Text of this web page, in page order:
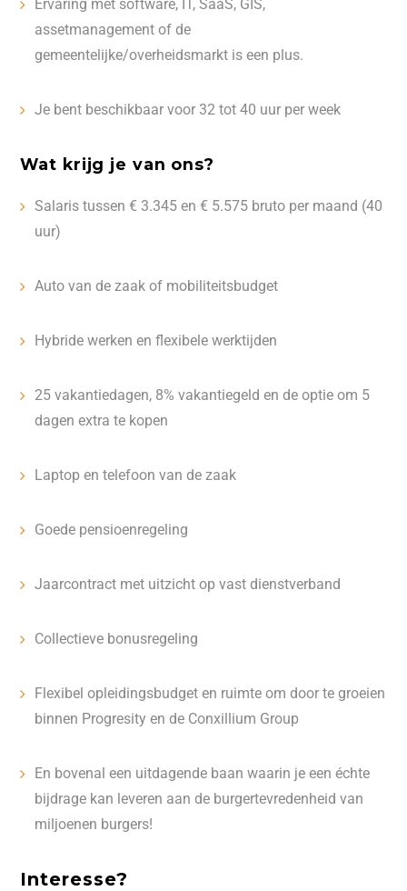
Ervaring met software, IT, SaaS, GIS,
assetmanagement of de
gemeentelijke/overheidsmarkt is een plus.
Je bent beschikbaar voor 32 tot 40 uur per week
Wat krijg je van ons?
Salaris tussen € 3.345 en € 5.575 bruto per maand (40
uur)
Auto van de zaak of mobiliteitsbudget
Hybride werken en flexibele werktijden
25 vakantiedagen, 8% vakantiegeld en de optie om 5
dagen extra te kopen
Laptop en telefoon van de zaak
Goede pensioenregeling
Jaarcontract met uitzicht op vast dienstverband
Collectieve bonusregeling
Flexibel opleidingsbudget en ruimte om door te groeien
binnen Progresity en de Conxillium Group
En bovenal een uitdagende baan waarin je een échte
bijdrage kan leveren aan de burgertevredenheid van
miljoenen burgers!
Interesse?